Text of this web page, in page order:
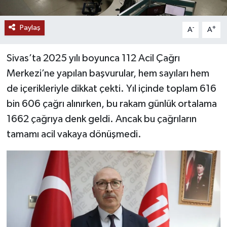
Paylaş A- A+
Sivas’ta 2025 yılı boyunca 112 Acil Çağrı
Merkezi’ne yapılan başvurular, hem sayıları hem
de içerikleriyle dikkat çekti. Yıl içinde toplam 616
bin 606 çağrı alınırken, bu rakam günlük ortalama
1662 çağrıya denk geldi. Ancak bu çağrıların
tamamı acil vakaya dönüşmedi.
YAŞAM